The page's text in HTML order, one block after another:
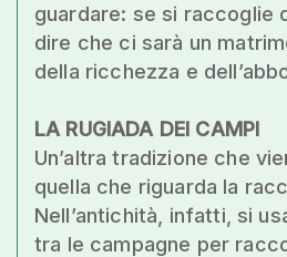
guardare: se si raccoglie
dire che ci sarà un
della ricchezza e
LA RUGIADA DEI CAMPI
Un’altra tradizione che
quella che riguarda la
Nell’antichità, infatti, si
tra le campagne per